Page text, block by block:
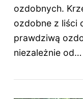
ozdobnych.
ozdobne z liści
prawdziwą
niezależnie od…